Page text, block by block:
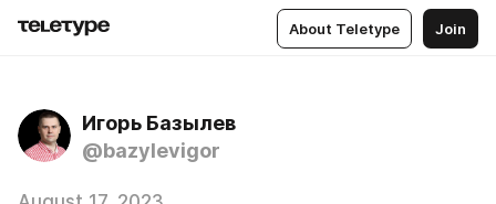
About Teletype Join
Игорь Базылев
@bazylevigor